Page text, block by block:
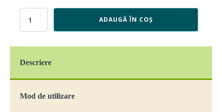
Cantitate
de
Bio,
g,
Canah
ADAUGĂ ÎN COȘ
Descriere
Mod de utilizare